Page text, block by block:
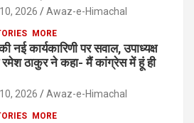
2026 Awaz-e-Himachal
MORE
नई कार्यकारिणी पर सवाल, उपाध्यक्ष
रमेश ठाकुर ने कहा- मैं कांग्रेस में हूं ही
2026 Awaz-e-Himachal
MORE